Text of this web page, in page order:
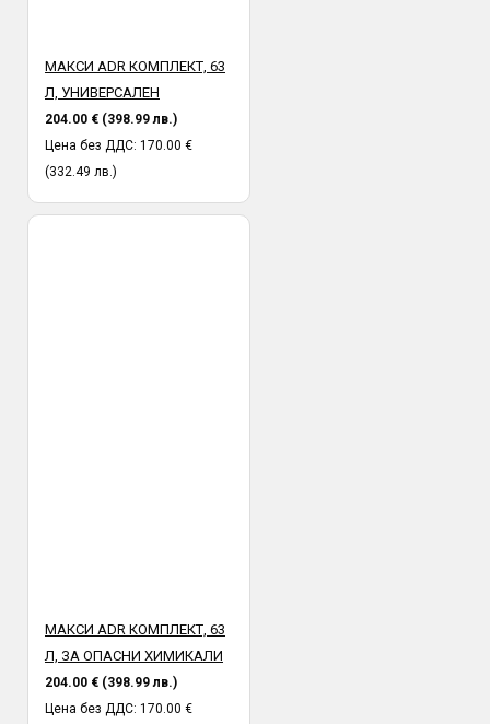
МАКСИ ADR КОМПЛЕКТ, 63
Л, УНИВЕРСАЛЕН
204.00 € (398.99 лв.)
Цена без ДДС: 170.00 €
(332.49 лв.)
МАКСИ ADR КОМПЛЕКТ, 63
Л, ЗА ОПАСНИ ХИМИКАЛИ
204.00 € (398.99 лв.)
Цена без ДДС: 170.00 €